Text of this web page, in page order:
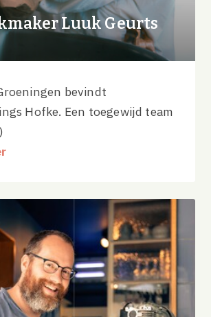
Luuk Geurts
bevindt
Hofke. Een toegewijd team